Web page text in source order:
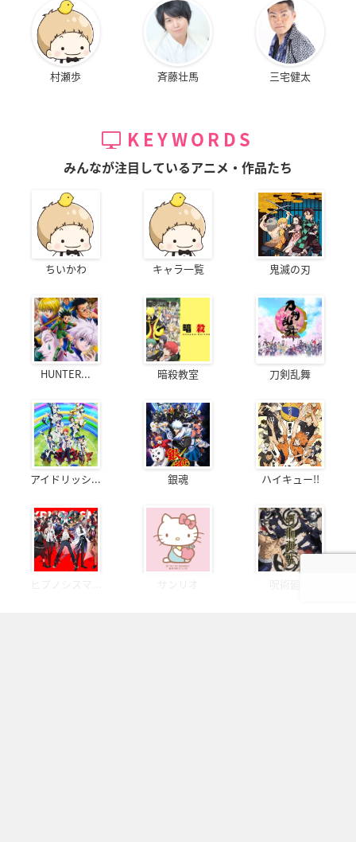
村瀬歩 斉藤壮馬 三宅健太
KEYWORDS
みんなが注目しているアニメ・作品たち
ちいかわ キャラ一覧 鬼滅の刃
HUNTER... 暗殺教室 刀剣乱舞
アイドリッシ... 銀魂 ハイキュー!!